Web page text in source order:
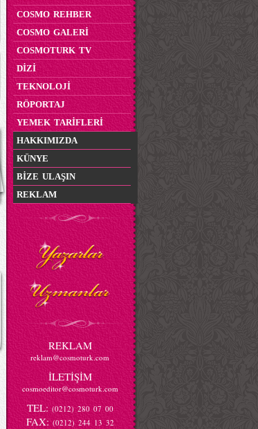
COSMO REHBER
COSMO GALERİ
COSMOTURK TV
DİZİ
TEKNOLOJİ
RÖPORTAJ
YEMEK TARİFLERİ
HAKKIMIZDA
KÜNYE
BİZE ULAŞIN
REKLAM
REKLAM
reklam@cosmoturk.com
İLETİŞİM
cosmoeditor@cosmoturk.com
TEL: (0212) 280 07 00
FAX: (0212) 244 13 32